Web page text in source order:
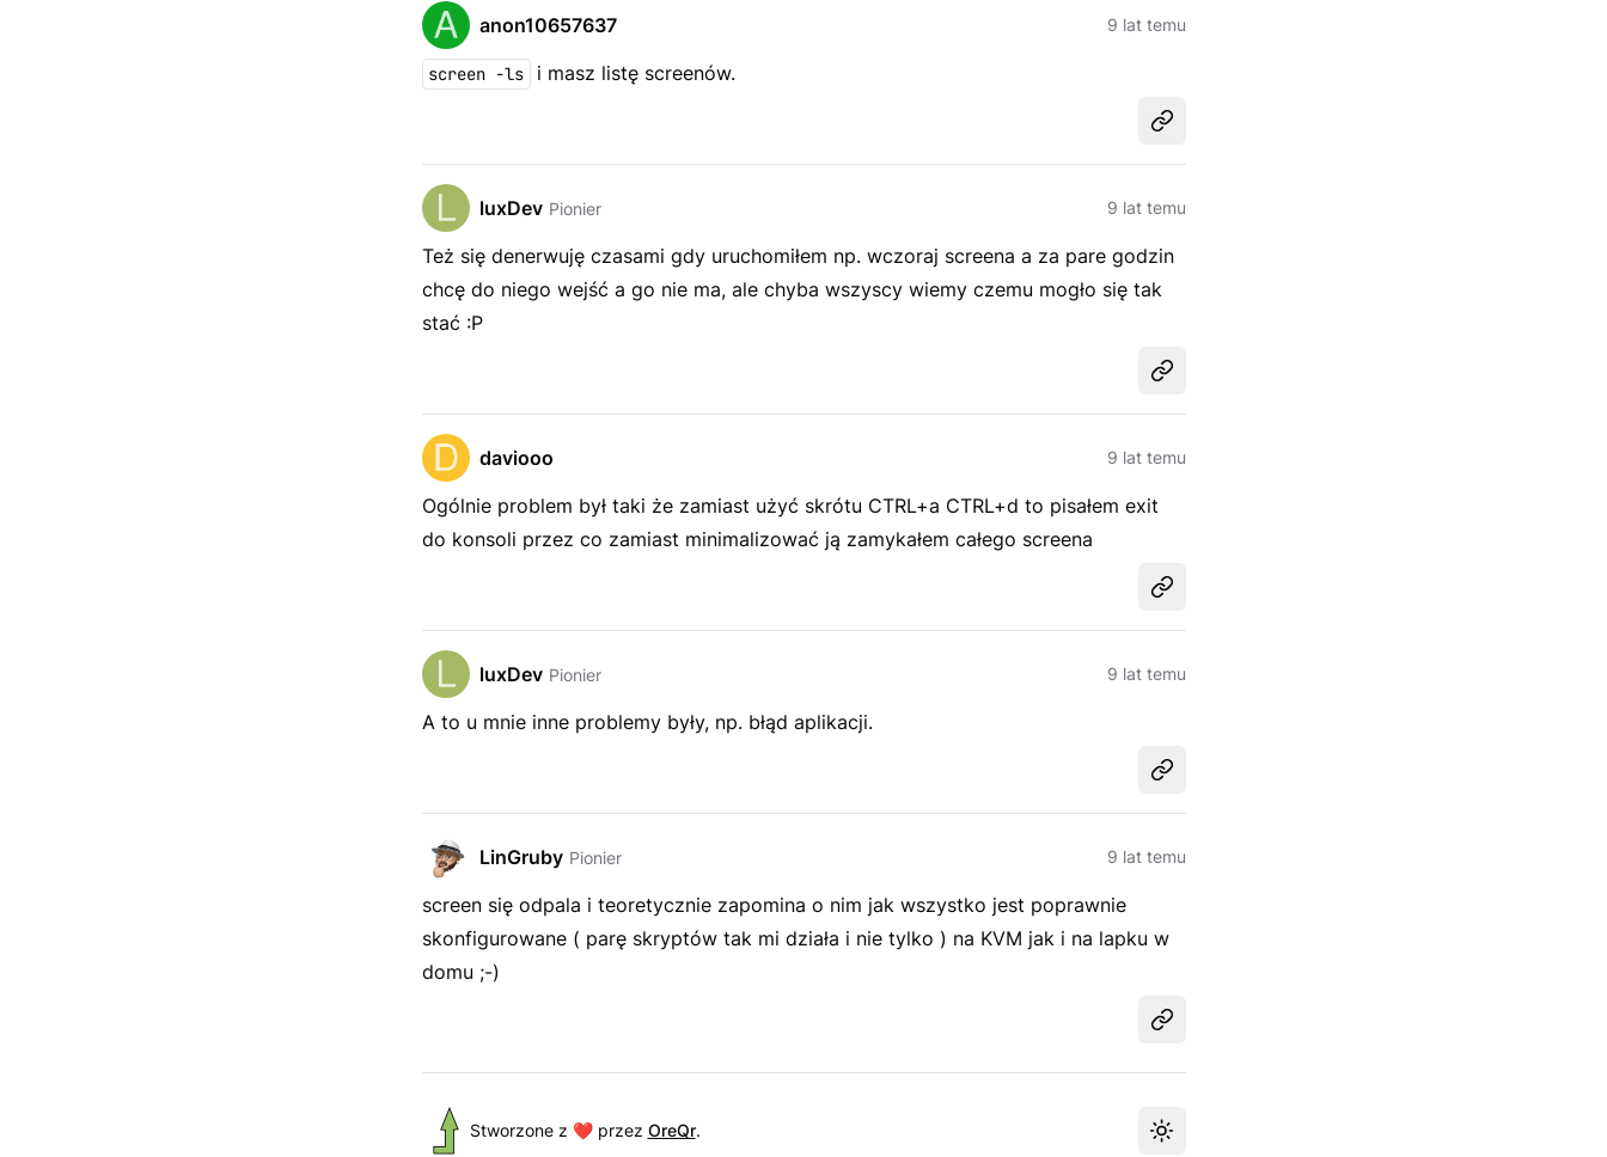
anon10657637 9 lat temu
screen -ls i masz listę screenów.
Udostępnij
luxDev Pionier 9 lat temu
Też się denerwuję czasami gdy uruchomiłem np. wczoraj screena a za pare godzin
chcę do niego wejść a go nie ma, ale chyba wszyscy wiemy czemu mogło się tak
stać :P
Udostępnij
daviooo 9 lat temu
Ogólnie problem był taki że zamiast użyć skrótu CTRL+a CTRL+d to pisałem exit
do konsoli przez co zamiast minimalizować ją zamykałem całego screena
Udostępnij
luxDev Pionier 9 lat temu
A to u mnie inne problemy były, np. błąd aplikacji.
Udostępnij
LinGruby Pionier 9 lat temu
screen się odpala i teoretycznie zapomina o nim jak wszystko jest poprawnie
skonfigurowane ( parę skryptów tak mi działa i nie tylko ) na KVM jak i na lapku w
domu ;-)
Udostępnij
Stworzone z ❤️ przez OreQr. Przełącz motyw